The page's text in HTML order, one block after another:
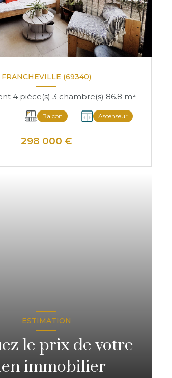
FRANCHEVILLE (69340)
Appartement 4 pièce(s) 3 chambre(s) 86.8 m²
Balcon Ascenseur
298 000 €
ESTIMATION
le prix de votre
immobilier